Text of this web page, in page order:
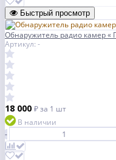
Быстрый просмотр
Обнаружитель радио камер «
Артикул: -
18 000 ₽за 1 шт
В наличии
-